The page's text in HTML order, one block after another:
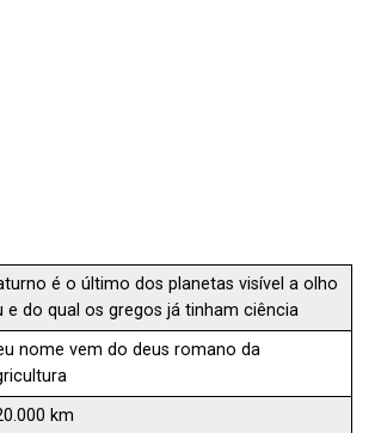
é o último dos planetas visível a olho
e do qual os gregos já tinham ciência
nome vem do deus romano da
km